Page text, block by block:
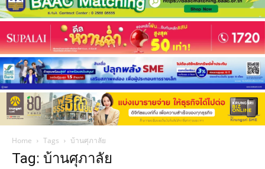
Home Tags บ้านศุภาลัย
Tag: บ้านศุภาลัย